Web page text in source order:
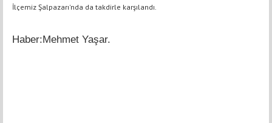
İlçemiz Şalpazarı'nda da takdirle karşılandı.
Haber:Mehmet Yaşar.